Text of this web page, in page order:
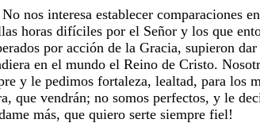
interesa establecer comparaciones
horas difíciles por el Señor y los que
por acción de la Gracia, supieron
en el mundo el Reino de Cristo.
y le pedimos fortaleza, lealtad, para los
que vendrán; no somos perfectos, y le
más, que quiero serte siempre fiel!